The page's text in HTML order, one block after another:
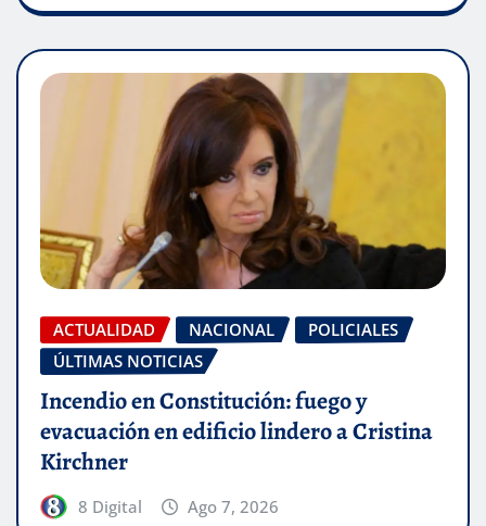
ACTUALIDAD NACIONAL
POLICIALES
ÚLTIMAS NOTICIAS
Incendio en Constitución: fuego y
evacuación en edificio lindero a Cristina
Kirchner
8 Digital Ago 7, 2026